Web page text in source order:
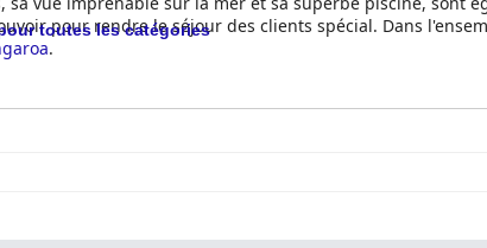
pour rendre le séjour des clients spécial. Dans
.
toutes les catégories